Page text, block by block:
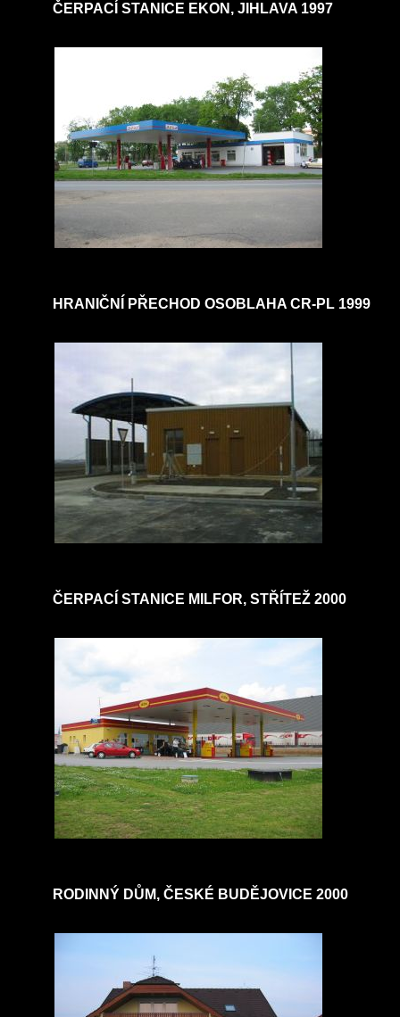
ČERPACÍ STANICE EKON, JIHLAVA 1997
HRANIČNÍ PŘECHOD OSOBLAHA CR-PL 1999
ČERPACÍ STANICE MILFOR, STŘÍTEŽ 2000
RODINNÝ DŮM, ČESKÉ BUDĚJOVICE 2000